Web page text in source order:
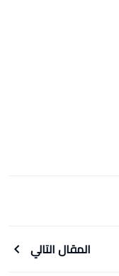
المقال التالي